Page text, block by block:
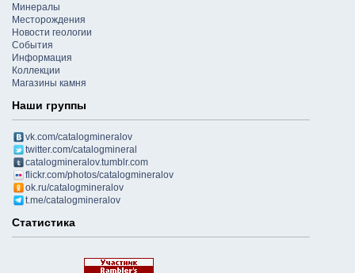
Минералы
Месторождения
Новости геологии
События
Информация
Коллекции
Магазины камня
Наши группы
vk.com/catalogmineralov
twitter.com/catalogmineral
catalogmineralov.tumblr.com
flickr.com/photos/catalogmineralov
ok.ru/catalogmineralov
t.me/catalogmineralov
Статистика